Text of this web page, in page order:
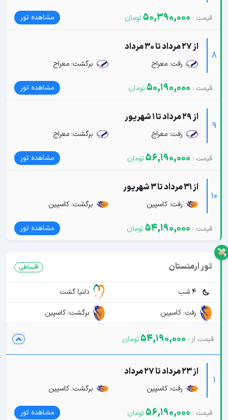
50,390,000 مشاهده تور
8
از 27 مرداد تا 30 مرداد
رفت: معراج برگشت: معراج
50,190,000 مشاهده تور
9
از 29 مرداد تا 1 شهریور
رفت: معراج برگشت: معراج
56,190,000 مشاهده تور
10
از 31 مرداد تا 3 شهریور
رفت: کاسپین برگشت: کاسپین
54,190,000 مشاهده تور
تور ارمنستان اقساطی
4 شب
دلنیا گشت
رفت: کاسپین
برگشت: کاسپین
54,190,000
1
از 23 مرداد تا 27 مرداد
رفت: کاسپین برگشت: کاسپین
56,190,000 مشاهده تور